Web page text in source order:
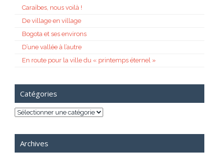
Caraïbes, nous voilà !
De village en village
Bogota et ses environs
D’une vallée à l’autre
En route pour la ville du « printemps éternel »
Catégories
Catégories
Archives